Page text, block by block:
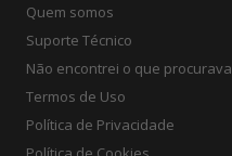
Quem somos
Suporte Técnico
Não encontrei o que procurava
Termos de Uso
Política de Privacidade